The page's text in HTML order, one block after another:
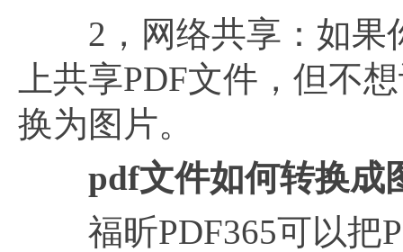
2，网络共享：如果
上共享PDF文件，但不
换为图片。
pdf文件如何转换成
福昕PDF365可以把